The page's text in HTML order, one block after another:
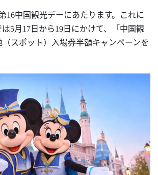
16中国観光デーにあたります。これに
は5月17日から19日にかけて、「中国観
スポット）入場券半額キャンペーンを